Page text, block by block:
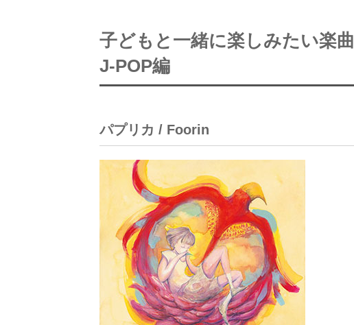
子どもと一緒に楽しみたい楽曲
J-POP編
パプリカ / Foorin